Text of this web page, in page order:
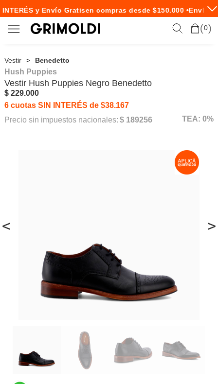
y Envío Gratisen compras desde $150.000 •Envío
0
Vestir Benedetto
< >
Hush Puppies
Vestir Hush Puppies Negro Benedetto
$ 229.000
6 cuotas SIN INTERÉS de $38.167
Precio sin impuestos nacionales: $ 189256 TEA: 0%